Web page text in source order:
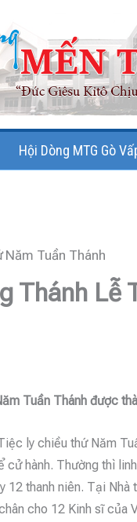
Hội Dòng MTG Gò
Năm Tuần Thánh
Thánh Lễ
Tuần Thánh được
ly chiều thứ Năm
cử hành. Thường thì
12 thanh niên. Tại
cho 12 Kinh sĩ của